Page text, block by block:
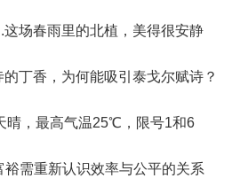
场春雨里的北植，美得很安静
丁香，为何能吸引泰戈尔赋诗？
晴，最高气温25℃，限号1和6
需重新认识效率与公平的关系